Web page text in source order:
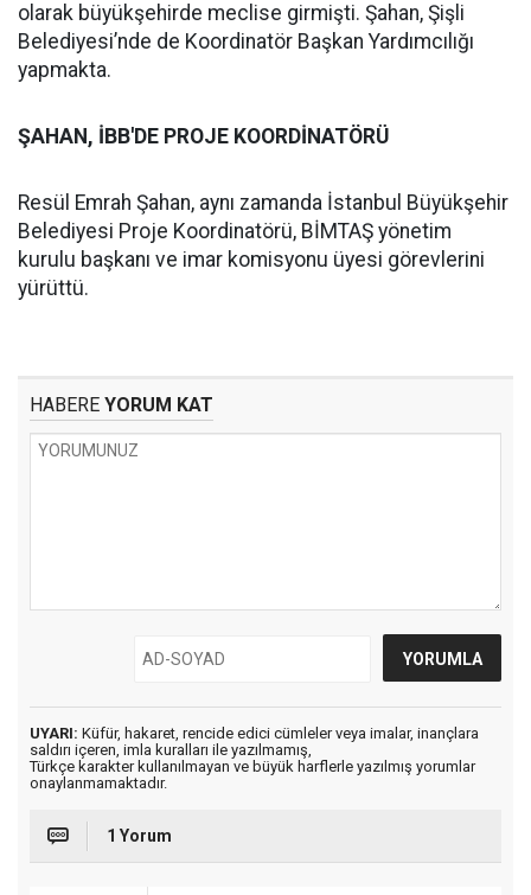
olarak büyükşehirde meclise girmişti. Şahan, Şişli
Belediyesi’nde de Koordinatör Başkan Yardımcılığı
yapmakta.
ŞAHAN, İBB'DE PROJE KOORDİNATÖRÜ
Resül Emrah Şahan, aynı zamanda İstanbul Büyükşehir
Belediyesi Proje Koordinatörü, BİMTAŞ yönetim
kurulu başkanı ve imar komisyonu üyesi görevlerini
yürüttü.
HABERE YORUM KAT
UYARI: Küfür, hakaret, rencide edici cümleler veya imalar, inançlara
saldırı içeren, imla kuralları ile yazılmamış,
Türkçe karakter kullanılmayan ve büyük harflerle yazılmış yorumlar
onaylanmamaktadır.
1 Yorum